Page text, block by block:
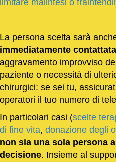
limitare malintesi o
La persona scelta sarà
immediatamente contattata
aggravamento improvviso
paziente o necessità di
chirurgici: se sei tu,
operatori il tuo numero di
In particolari casi (scelte
di fine vita, donazione degli
non sia una sola persona
decisione. Insieme al